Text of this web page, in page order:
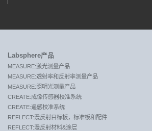
Labsphere产品
MEASURE:激光测量产品
MEASURE:透射率和反射率测量产品
MEASURE:照明光测量产品
CREATE:成像传感器校准系统
CREATE:遥感校准系统
REFLECT:漫反射目标板，标准板和配件
REFLECT:漫反射材料&涂层